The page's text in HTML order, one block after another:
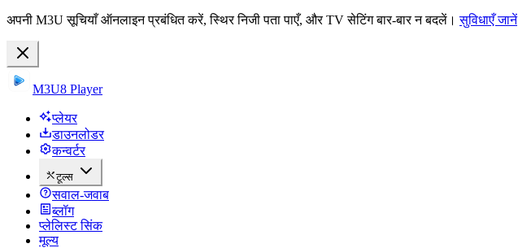
अपनी M3U सूचियाँ ऑनलाइन प्रबंधित करें, स्थिर निजी पता पाएँ, और TV सेटिंग बार-बार न बदलें। सुविधाएँ जानें
M3U8 Player
प्लेयर
डाउनलोडर
कन्वर्टर
टूल्स
सवाल-जवाब
ब्लॉग
प्लेलिस्ट सिंक
मूल्य